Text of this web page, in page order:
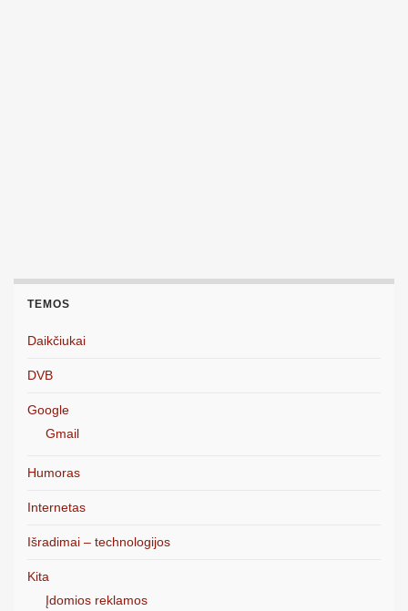
TEMOS
Daikčiukai
DVB
Google
Gmail
Humoras
Internetas
Išradimai – technologijos
Kita
Įdomios reklamos